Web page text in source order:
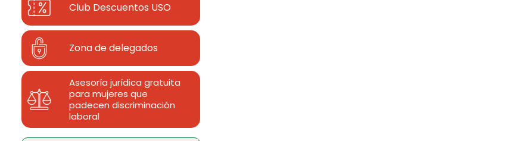
Club Descuentos USO
Zona de delegados
Asesoría jurídica gratuita
para mujeres que
padecen discriminación
laboral